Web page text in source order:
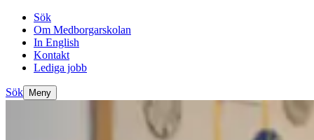
Sök
Om Medborgarskolan
In English
Kontakt
Lediga jobb
Sök Meny